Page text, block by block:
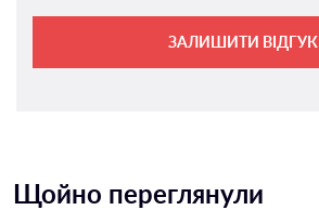
ЗАЛИШИТИ ВІДГУК
Щойно переглянули